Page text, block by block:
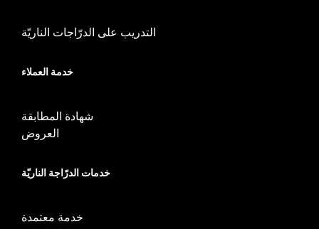
التدريب على الدرّاجات الناريّة
خدمة العملاء
شهادة المطابقة
العروض
خدمات الدرّاجة الناريّة
خدمة معتمدة